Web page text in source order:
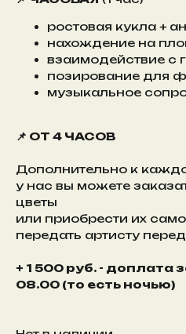
ростовая кукла +
нахождение на
взаимодействие с
позирование для
музыкальное
📌 ОТ 4 ЧАСОВ
Дополнительно к
у нас вы можете
цветы
или приобрести их
передать артисту
+ 1 500 руб. - доплата
08.00 (то есть ночью)